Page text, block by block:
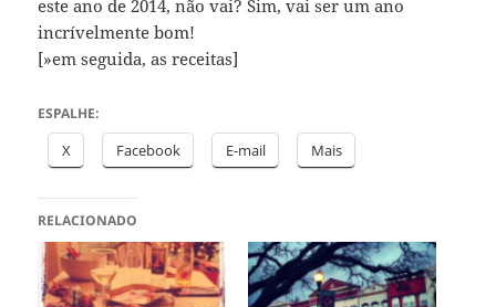
este ano de 2014, não vai? Sim, vai ser um ano
incrívelmente bom!
[»em seguida, as receitas]
ESPALHE:
X Facebook E-mail Mais
RELACIONADO